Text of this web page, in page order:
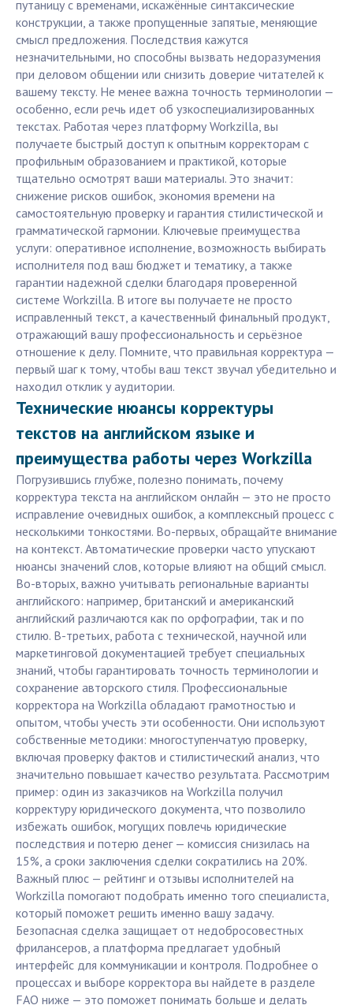
путаницу с временами, искажённые синтаксические
конструкции, а также пропущенные запятые, меняющие
смысл предложения. Последствия кажутся
незначительными, но способны вызвать недоразумения
при деловом общении или снизить доверие читателей к
вашему тексту. Не менее важна точность терминологии —
особенно, если речь идет об узкоспециализированных
текстах. Работая через платформу Workzilla, вы
получаете быстрый доступ к опытным корректорам с
профильным образованием и практикой, которые
тщательно осмотрят ваши материалы. Это значит:
снижение рисков ошибок, экономия времени на
самостоятельную проверку и гарантия стилистической и
грамматической гармонии. Ключевые преимущества
услуги: оперативное исполнение, возможность выбирать
исполнителя под ваш бюджет и тематику, а также
гарантии надежной сделки благодаря проверенной
системе Workzilla. В итоге вы получаете не просто
исправленный текст, а качественный финальный продукт,
отражающий вашу профессиональность и серьёзное
отношение к делу. Помните, что правильная корректура —
первый шаг к тому, чтобы ваш текст звучал убедительно и
находил отклик у аудитории.
Технические нюансы корректуры
текстов на английском языке и
преимущества работы через Workzilla
Погрузившись глубже, полезно понимать, почему
корректура текста на английском онлайн — это не просто
исправление очевидных ошибок, а комплексный процесс с
несколькими тонкостями. Во-первых, обращайте внимание
на контекст. Автоматические проверки часто упускают
нюансы значений слов, которые влияют на общий смысл.
Во-вторых, важно учитывать региональные варианты
английского: например, британский и американский
английский различаются как по орфографии, так и по
стилю. В-третьих, работа с технической, научной или
маркетинговой документацией требует специальных
знаний, чтобы гарантировать точность терминологии и
сохранение авторского стиля. Профессиональные
корректора на Workzilla обладают грамотностью и
опытом, чтобы учесть эти особенности. Они используют
собственные методики: многоступенчатую проверку,
включая проверку фактов и стилистический анализ, что
значительно повышает качество результата. Рассмотрим
пример: один из заказчиков на Workzilla получил
корректуру юридического документа, что позволило
избежать ошибок, могущих повлечь юридические
последствия и потерю денег — комиссия снизилась на
15%, а сроки заключения сделки сократились на 20%.
Важный плюс — рейтинг и отзывы исполнителей на
Workzilla помогают подобрать именно того специалиста,
который поможет решить именно вашу задачу.
Безопасная сделка защищает от недобросовестных
фрилансеров, а платформа предлагает удобный
интерфейс для коммуникации и контроля. Подробнее о
процессах и выборе корректора вы найдете в разделе
FAQ ниже — это поможет понимать больше и делать